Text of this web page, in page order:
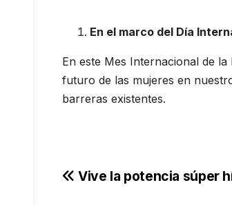
En el marco del Día
En este Mes Internacional de
futuro de las mujeres en
barreras existentes.
Navegación
Vive la potencia súper